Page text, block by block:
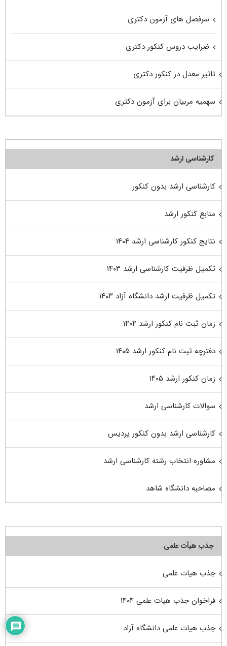
سرفصل های آزمون دکتری
ضرایب دروس کنکور دکتری
تاثیر معدل در کنکور دکتری
سهمیه مربیان برای آزمون دکتری
کارشناسی ارشد
کارشناسی ارشد بدون کنکور
منابع کنکور ارشد
نتایج کنکور کارشناسی ارشد ۱۴۰۴
تکمیل ظرفیت کارشناسی ارشد ۱۴۰۳
تکمیل ظرفیت ارشد دانشگاه آزاد ۱۴۰۳
زمان ثبت نام کنکور ارشد ۱۴۰۴
دفترچه ثبت نام کنکور ارشد ۱۴۰۵
زمان کنکور ارشد ۱۴۰۵
سوالات کارشناسی ارشد
کارشناسی ارشد بدون کنکور پردیس
مشاوره انتخاب رشته کارشناسی ارشد
مصاحبه دانشگاه شاهد
جذب هیأت علمی
جذب هیات علمی
فراخوان جذب هیات علمی ۱۴۰۴
جذب هیات علمی دانشگاه آزاد